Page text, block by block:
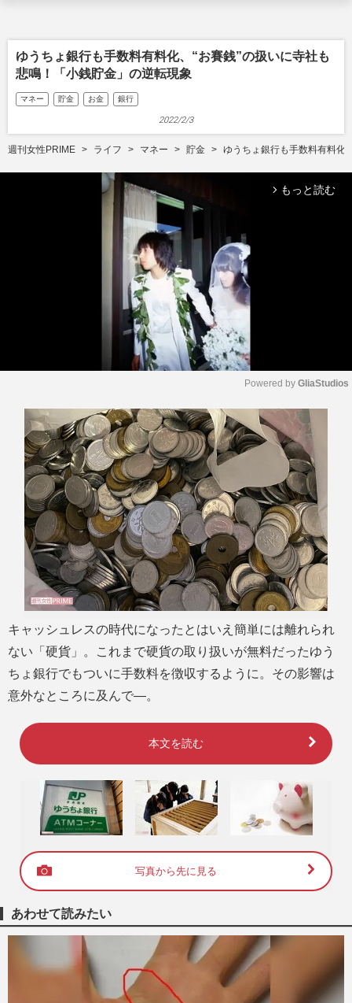
ゆうちょ銀行も手数料有料化、“お賽銭”の扱いに寺社も
悲鳴！「小銭貯金」の逆転現象
マネー 貯金 お金 銀行
2022/2/3
週刊女性PRIME ライフ マネー 貯金 ゆうちょ銀行も手数料有料化
arrow_forward_ios もっと読む
M
t
e
Powered by GliaStudios
キャッシュレスの時代になったとはいえ簡単には離れられ
ない「硬貨」。これまで硬貨の取り扱いが無料だったゆう
ちょ銀行でもついに手数料を徴収するように。その影響は
意外なところに及んで―。
本文を読む
写真から先に見る
あわせて読みたい